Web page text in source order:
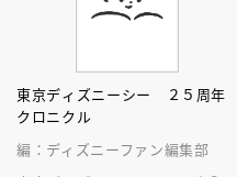
東京ディズニーシー ２５周年
クロニクル
編：ディズニーファン編集部